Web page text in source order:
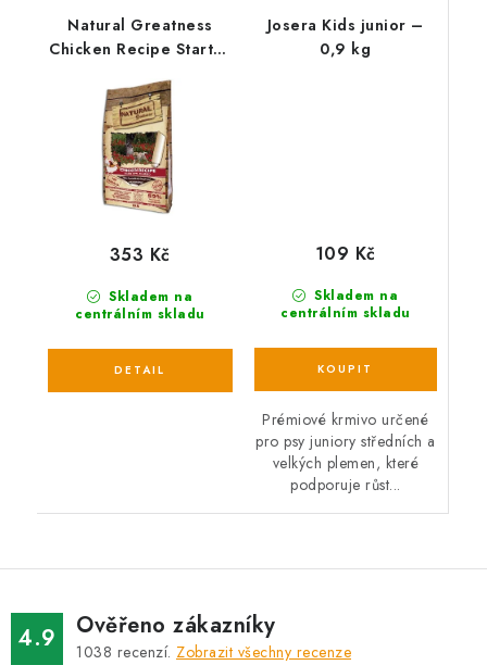
Natural Greatness
Chicken Recipe Starter
Skladem na
centrálním skladu
353 Kč
Josera Kids junior –
0,9 kg
Skladem na
centrálním skladu
109 Kč
Prémiové krmivo určené
pro psy juniory středních a
velkých plemen, které
podporuje růst...
4.9 Ověřeno zákazníky
1038 recenzí. Zobrazit všechny recenze